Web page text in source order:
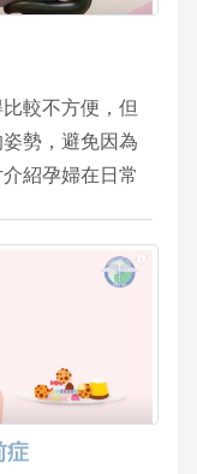
較不方便，但
勢，避免因為
紹孕婦在日常
症